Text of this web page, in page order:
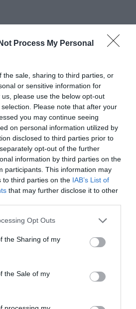
Process My Personal
the sale, sharing to third parties, or
or sensitive information for
please use the below opt-out
Please note that after your
you may continue seeing
on personal information utilized by
disclosed to third parties prior to
opt-out of the further
information by third parties on the
participants. This information may
to third parties on the IAB’s List of
that may further disclose it to other
app uses one or more Google
usage behaviour. You may click to
Google and its third-party tags to
specified purposes in below Google
Opt Outs
the Sharing of my
the Sale of my
ELŐZŐ CIKK
A FŐ ELLENSÉG? – EGY ÚJ
TITOK NYOMÁBAN
CIKK
– AMIKOR A TERMÉSZET ÁTÍRJA A